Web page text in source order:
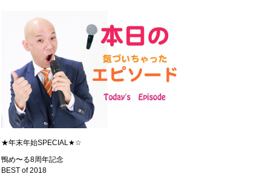
★年末年始SPECIAL★☆
鴨め〜る8周年記念
BEST of 2018